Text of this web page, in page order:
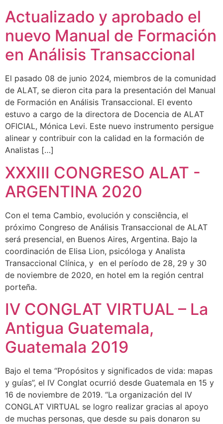
Actualizado y aprobado el
nuevo Manual de Formación
en Análisis Transaccional
El pasado 08 de junio 2024, miembros de la comunidad
de ALAT, se dieron cita para la presentación del Manual
de Formación en Análisis Transaccional. El evento
estuvo a cargo de la directora de Docencia de ALAT
OFICIAL, Mónica Levi. Este nuevo instrumento persigue
alinear y contribuir con la calidad en la formación de
Analistas […]
XXXIII CONGRESO ALAT -
ARGENTINA 2020
Con el tema Cambio, evolución y consciência, el
próximo Congreso de Análisis Transaccional de ALAT
será presencial, en Buenos Aires, Argentina. Bajo la
coordinación de Elisa Lion, psicóloga y Analista
Transaccional Clínica, y en el período de 28, 29 y 30
de noviembre de 2020, en hotel em la región central
porteña.
IV CONGLAT VIRTUAL – La
Antigua Guatemala,
Guatemala 2019
Bajo el tema “Propósitos y significados de vida: mapas
y guías”, el IV Conglat ocurrió desde Guatemala en 15 y
16 de noviembre de 2019. “La organización del IV
CONGLAT VIRTUAL se logro realizar gracias al apoyo
de muchas personas, que desde su pais donaron su